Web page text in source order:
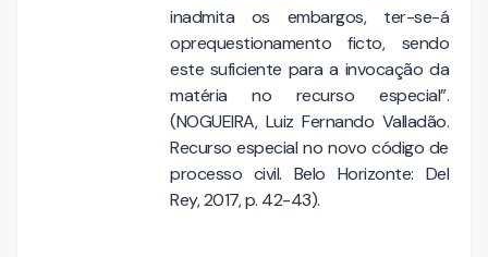
inadmita os embargos, ter-se-á
oprequestionamento ficto, sendo
este suficiente para a invocação da
matéria no recurso especial”.
(NOGUEIRA, Luiz Fernando Valladão.
Recurso especial no novo código de
processo civil. Belo Horizonte: Del
Rey, 2017, p. 42-43).